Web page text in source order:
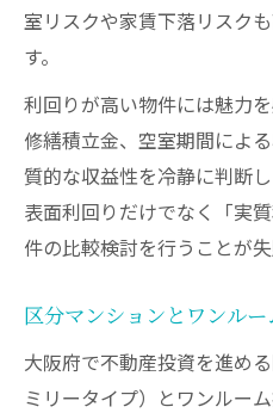
室リスクや家賃下落リスク
す。
利回りが高い物件には魅力
修繕積立金、空室期間によ
質的な収益性を冷静に判断
表面利回りだけでなく「実
件の比較検討を行うことが
区分マンションとワンル
大阪府で不動産投資を進め
ミリータイプ）とワンルー